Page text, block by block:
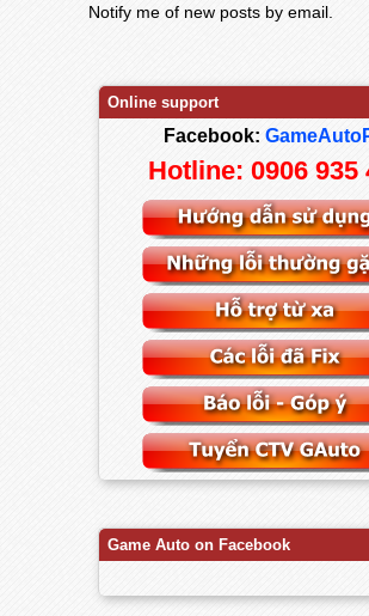
Notify me of new posts by email.
Online support
Facebook:
Hotline: 0906 935
Game Auto on Facebook